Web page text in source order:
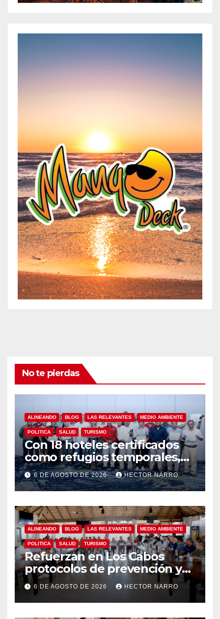
No te pierdas
ALINEANDO BLOG LAS RELEVANTES MEDIO AMBIENTE
POLITICA SALUD TURISMO
Con 18 hoteles certificados
como refugios temporales,
Gobierno de Los Cabos
refuerza la prevención y
garantiza un destino seguro
6 DE AGOSTO DE 2026 HECTOR NARRO
ALINEANDO BLOG LAS RELEVANTES MEDIO AMBIENTE
POLITICA SALUD TURISMO
Refuerzan en Los Cabos
protocolos de prevención y
rescate en playas ante oleaje
y temporada de ciclones
6 DE AGOSTO DE 2026 HECTOR NARRO